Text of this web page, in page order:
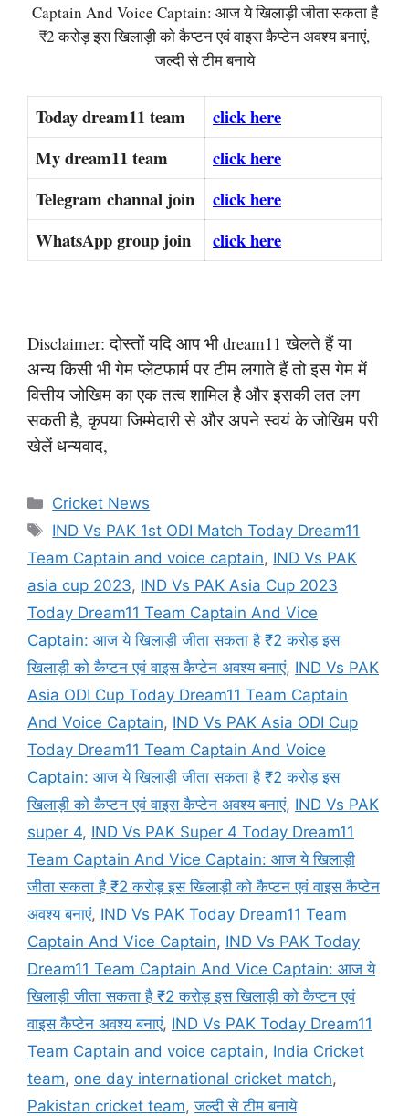
Captain And Voice Captain: आज ये खिलाड़ी जीता सकता है
₹2 करोड़ इस खिलाड़ी को कैप्टन एवं वाइस कैप्टेन अवश्य बनाएं,
जल्दी से टीम बनाये
Today dream11 team
click here
My dream11 team
click here
Telegram channal join
click here
WhatsApp group join
click here
Disclaimer: दोस्तों यदि आप भी dream11 खेलते हैं या
अन्य किसी भी गेम प्लेटफार्म पर टीम लगाते हैं तो इस गेम में
वित्तीय जोखिम का एक तत्व शामिल है और इसकी लत लग
सकती है, कृपया जिम्मेदारी से और अपने स्वयं के जोखिम परी
खेलें धन्यवाद,
Categories
Cricket News
Tags
IND Vs PAK 1st ODI Match Today Dream11
Team Captain and voice captain, IND Vs PAK
asia cup 2023, IND Vs PAK Asia Cup 2023
Today Dream11 Team Captain And Vice
Captain: आज ये खिलाड़ी जीता सकता है ₹2 करोड़ इस
खिलाड़ी को कैप्टन एवं वाइस कैप्टेन अवश्य बनाएं, IND Vs PAK
Asia ODI Cup Today Dream11 Team Captain
And Voice Captain, IND Vs PAK Asia ODI Cup
Today Dream11 Team Captain And Voice
Captain: आज ये खिलाड़ी जीता सकता है ₹2 करोड़ इस
खिलाड़ी को कैप्टन एवं वाइस कैप्टेन अवश्य बनाएं, IND Vs PAK
super 4, IND Vs PAK Super 4 Today Dream11
Team Captain And Vice Captain: आज ये खिलाड़ी
जीता सकता है ₹2 करोड़ इस खिलाड़ी को कैप्टन एवं वाइस कैप्टेन
अवश्य बनाएं, IND Vs PAK Today Dream11 Team
Captain And Vice Captain, IND Vs PAK Today
Dream11 Team Captain And Vice Captain: आज ये
खिलाड़ी जीता सकता है ₹2 करोड़ इस खिलाड़ी को कैप्टन एवं
वाइस कैप्टेन अवश्य बनाएं, IND Vs PAK Today Dream11
Team Captain and voice captain, India Cricket
team, one day international cricket match,
Pakistan cricket team,जल्दी से टीम बनाये